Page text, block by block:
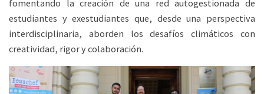
fomentando la creación de una red autogestionada de
estudiantes y exestudiantes que, desde una perspectiva
interdisciplinaria, aborden los desafíos climáticos con
creatividad, rigor y colaboración.